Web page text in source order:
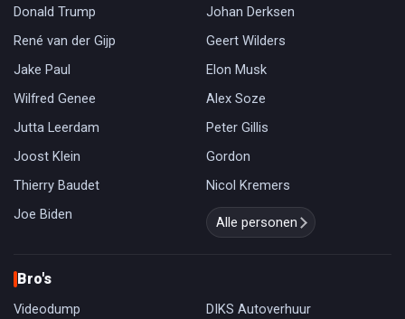
Donald Trump
Johan Derksen
René van der Gijp
Geert Wilders
Jake Paul
Elon Musk
Wilfred Genee
Alex Soze
Jutta Leerdam
Peter Gillis
Joost Klein
Gordon
Thierry Baudet
Nicol Kremers
Joe Biden
Alle personen
Bro's
Videodump
DIKS Autoverhuur